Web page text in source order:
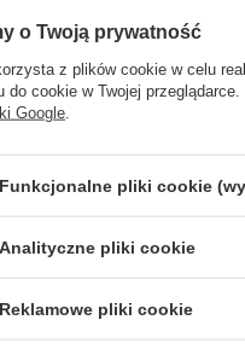
o Twoją prywatność
z plików cookie w celu
do cookie w Twojej
Google
Funkcjonalne pliki cookie
Analityczne pliki cookie
Reklamowe pliki cookie